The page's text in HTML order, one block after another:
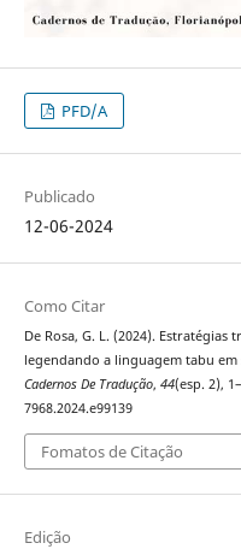
PFD/A
Publicado
12-06-2024
Como Citar
De Rosa, G. L. (2024).
legendando a linguagem tabu
Cadernos De Tradução, 44(esp. 2),
7968.2024.e99139
Fomatos de Citação
Edição